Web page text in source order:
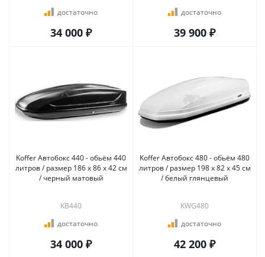
достаточно
34 000 ₽
достаточно
39 900 ₽
Koffer Автобокс 440 - обьём 440
литров / размер 186 х 86 х 42 см
/ черный матовый
KB440
достаточно
34 000 ₽
Koffer Автобокс 480 - обьём 480
литров / размер 198 х 82 х 45 см
/ белый глянцевый
KWG480
достаточно
42 200 ₽